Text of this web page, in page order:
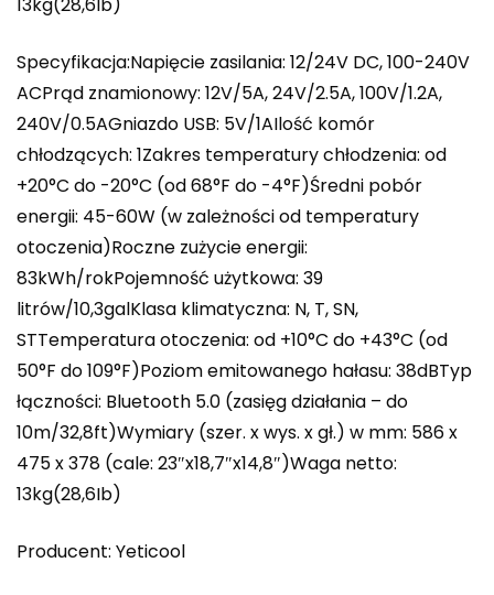
Specyfikacja:Napięcie zasilania: 12/24V DC, 100-240V
ACPrąd znamionowy: 12V/5A, 24V/2.5A, 100V/1.2A,
240V/0.5AGniazdo USB: 5V/1AIlość komór
chłodzących: 1Zakres temperatury chłodzenia: od
+20°C do -20°C (od 68°F do -4°F)Średni pobór
energii: 45-60W (w zależności od temperatury
otoczenia)Roczne zużycie energii:
83kWh/rokPojemność użytkowa: 39
litrów/10,3galKlasa klimatyczna: N, T, SN,
STTemperatura otoczenia: od +10°C do +43°C (od
50°F do 109°F)Poziom emitowanego hałasu: 38dBTyp
łączności: Bluetooth 5.0 (zasięg działania – do
10m/32,8ft)Wymiary (szer. x wys. x gł.) w mm: 586 x
475 x 378 (cale: 23″x18,7″x14,8″)Waga netto:
13kg(28,6Ib)
Producent: Yeticool